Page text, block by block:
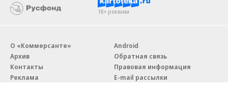
18+ реклама
О «Коммерсанте»
Архив
Контакты
Реклама
Android
Обратная связь
Правовая информация
E-mail рассылки